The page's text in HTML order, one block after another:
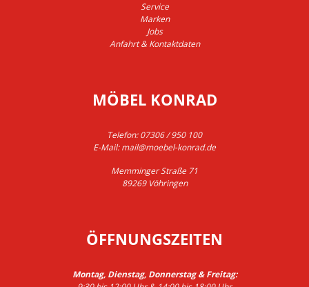
Service
Marken
Jobs
Anfahrt & Kontaktdaten
MÖBEL KONRAD
Telefon:07306 / 950 100
E-Mail:mail@moebel-konrad.de
Memminger Straße 71
89269 Vöhringen
ÖFFNUNGSZEITEN
Montag, Dienstag, Donnerstag & Freitag: